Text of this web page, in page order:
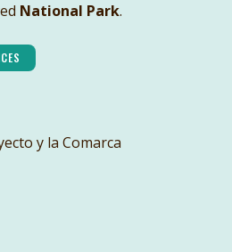
National Park.